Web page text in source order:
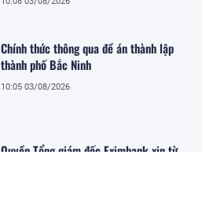
Chính thức thông qua đề án thành lập
thành phố Bắc Ninh
10:05 03/08/2026
Quyền Tổng giám đốc Eximbank xin từ